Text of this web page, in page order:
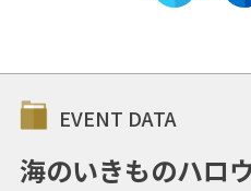
EVENT DATA
海のいきものハロ